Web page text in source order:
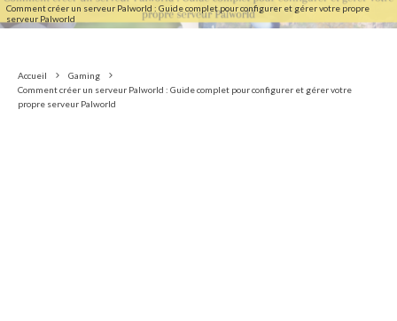
Comment créer un serveur Palworld : Guide complet pour configurer et gérer votre propre
serveur Palworld
Accueil
Gaming
Comment créer un serveur Palworld : Guide complet pour configurer et gérer votre
propre serveur Palworld